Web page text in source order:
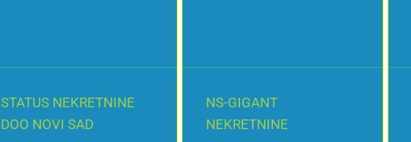
STATUS NEKRETNINE
DOO NOVI SAD
NS-GIGANT
NEKRETNINE